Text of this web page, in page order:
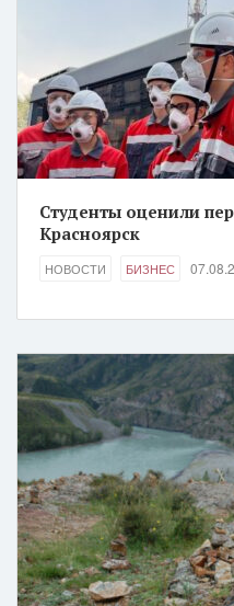
Студенты оценили
Красноярск
НОВОСТИ БИЗНЕС